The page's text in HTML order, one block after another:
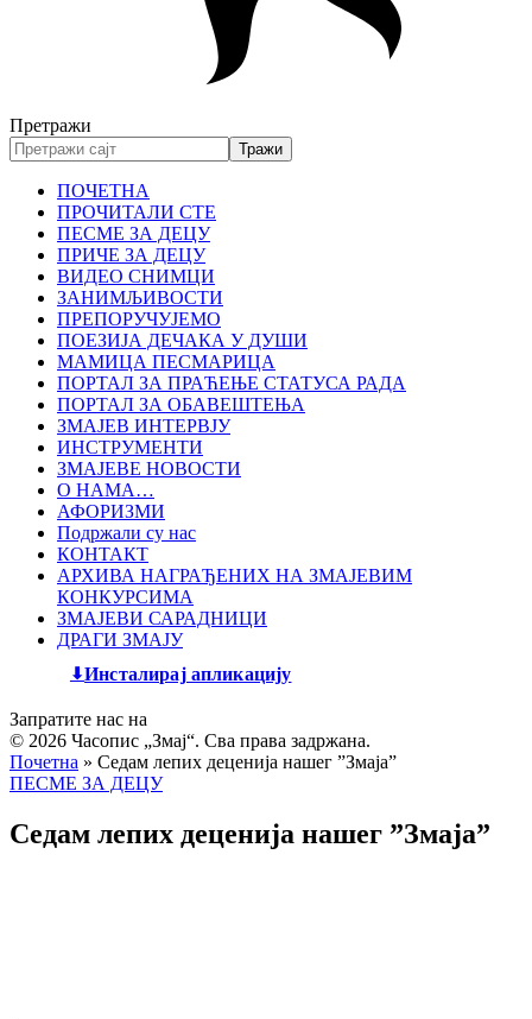
Претражи
ПОЧЕТНА
ПРОЧИТАЛИ СТЕ
ПЕСМЕ ЗА ДЕЦУ
ПРИЧЕ ЗА ДЕЦУ
ВИДЕО СНИМЦИ
ЗАНИМЉИВОСТИ
ПРЕПОРУЧУЈЕМО
ПОЕЗИЈА ДЕЧАКА У ДУШИ
МАМИЦА ПЕСМАРИЦА
ПОРТАЛ ЗА ПРАЋЕЊЕ СТАТУСА РАДА
ПОРТАЛ ЗА ОБАВЕШТЕЊА
ЗМАЈЕВ ИНТЕРВЈУ
ИНСТРУМЕНТИ
ЗМАЈЕВЕ НОВОСТИ
О НАМА…
АФОРИЗМИ
Подржали су нас
КОНТАКТ
АРХИВА НАГРАЂЕНИХ НА ЗМАЈЕВИМ
КОНКУРСИМА
ЗМАЈЕВИ САРАДНИЦИ
ДРАГИ ЗМАЈУ
Инсталирај апликацију
Запратите нас на
© 2026 Часопис „Змај“. Сва права задржана.
Почетна » Седам лепих деценија нашег ”Змаја”
ПЕСМЕ ЗА ДЕЦУ
Седам лепих деценија нашег ”Змаја”